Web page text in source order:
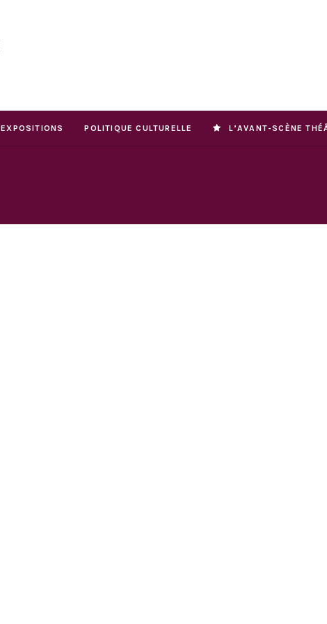
EXPOSITIONS POLITIQUE CULTURELLE L’AVANT-SCÈNE